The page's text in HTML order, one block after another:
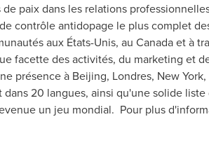
paix dans les relations
contrôle antidopage le plus complet
aux États-Unis, au Canadaet à
facette des activités, du marketing et
présence à Beijing, Londres, New York,
20 langues, ainsi qu'une solide
un jeu mondial. Pour plus